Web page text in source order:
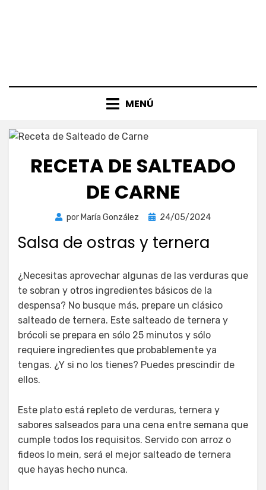
MENÚ
RECETA DE SALTEADO
DE CARNE
por María González
Publicada
24/05/2024
Salsa de ostras y ternera
¿Necesitas aprovechar algunas de las verduras que
te sobran y otros ingredientes básicos de la
despensa? No busque más, prepare un clásico
salteado de ternera. Este salteado de ternera y
brócoli se prepara en sólo 25 minutos y sólo
requiere ingredientes que probablemente ya
tengas. ¿Y si no los tienes? Puedes prescindir de
ellos.
Este plato está repleto de verduras, ternera y
sabores salseados para una cena entre semana que
cumple todos los requisitos. Servido con arroz o
fideos lo mein, será el mejor salteado de ternera
que hayas hecho nunca.